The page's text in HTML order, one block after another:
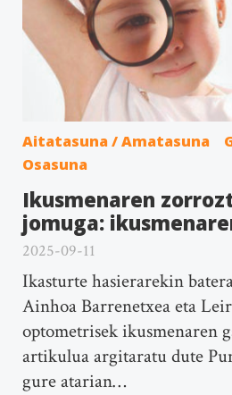
Aitatasuna / Amatasuna
Osasuna
Ikusmenaren
jomuga:
2025-09-11
Ikasturte hasierarekin
Ainhoa Barrenetxea eta
optometrisek ikusmenaren
artikulua argitaratu dute
gure atarian…